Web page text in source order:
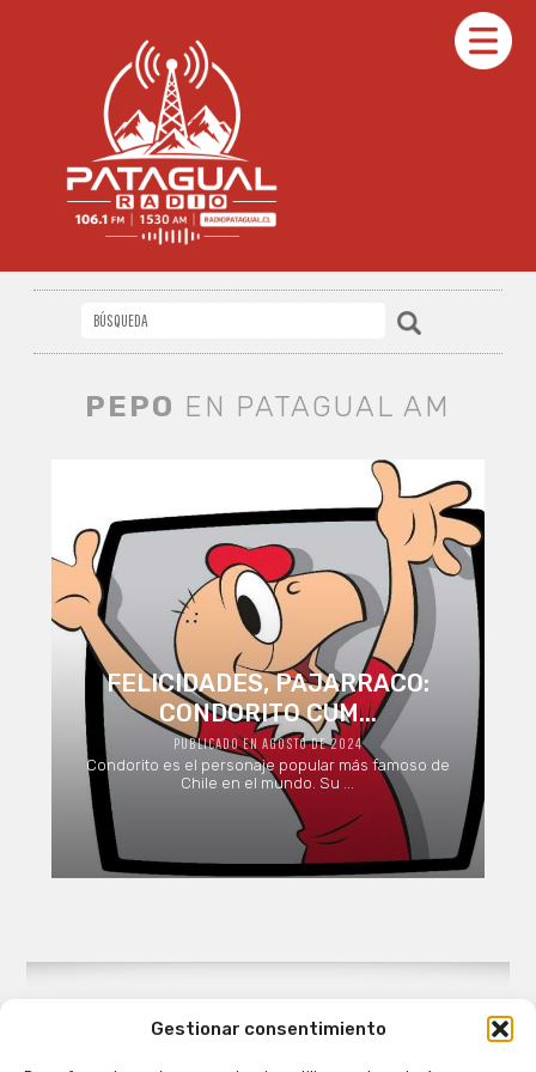
Gestionar consentimiento
PEPO EN PATAGUAL AM
FELICIDADES, PAJARRACO:
CONDORITO CUM...
PUBLICADO EN AGOSTO DE 2024
Condorito es el personaje popular más famoso de
Chile en el mundo. Su ...